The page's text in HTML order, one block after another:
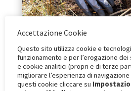
Accettazione Cookie
Questo sito utilizza cookie e
funzionamento e per l’erogazione
e cookie analitici (propri e di terze
migliorare l’esperienza di
questi cookie cliccare su